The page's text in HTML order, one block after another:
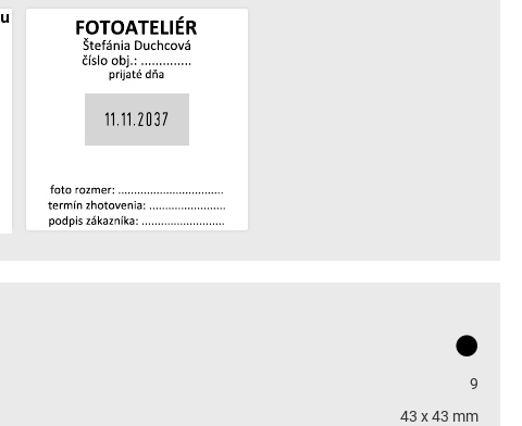
9
43 x 43 mm